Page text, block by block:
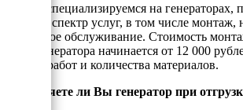
Да, мы специализируемся на генераторах,
полный спектр услуг, в том числе монтаж,
сервисное обслуживание. Стоимость
бензогенератора начинается от 12 000
объёма работ и количества материалов.
Проверяете ли Вы генератор при